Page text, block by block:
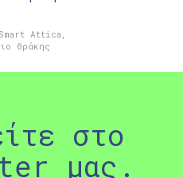
Smart Attica
Θράκης
στο
μας.